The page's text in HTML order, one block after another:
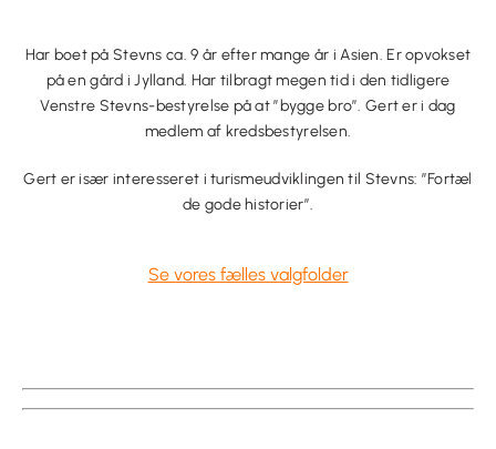
Har boet på Stevns ca. 9 år efter mange år i Asien. Er opvokset
på en gård i Jylland. Har tilbragt megen tid i den tidligere
Venstre Stevns-bestyrelse på at ”bygge bro”. Gert er i dag
medlem af kredsbestyrelsen.
Gert er især interesseret i turismeudviklingen til Stevns: ”Fortæl
de gode historier”.
Se vores fælles valgfolder